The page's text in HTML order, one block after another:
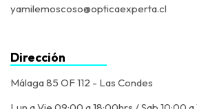
yamilemoscoso@opticaexperta.cl
Dirección
Málaga 85 OF 112 - Las Condes